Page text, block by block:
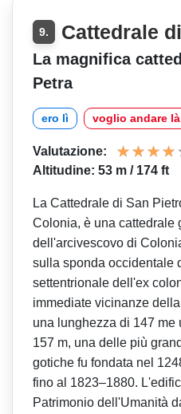
9. Cattedrale
La magnifica
Petra
ero lì voglio andare là
Valutazione:
Altitudine: 53 m / 174 ft
La Cattedrale di San
Colonia, è una cattedrale
dell'arcivescovo di
sulla sponda occidentale
settentrionale dell'ex
immediate vicinanze
una lunghezza di 147 me
157 m, una delle più
gotiche fu fondata nel
fino al 1823–1880.
Patrimonio dell'Umanità